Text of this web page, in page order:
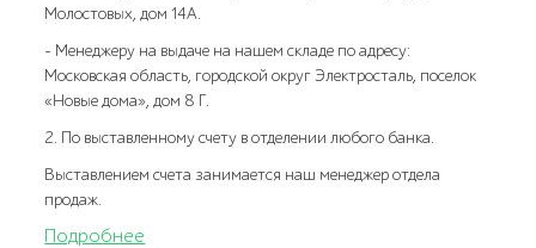
Молостовых, дом 14А.
- Менеджеру на выдаче на нашем складе по адресу:
Московская область, городской округ Электросталь, поселок
«Новые дома», дом 8 Г.
2. По выставленному счету в отделении любого банка.
Выставлением счета занимается наш менеджер отдела
продаж.
Подробнее